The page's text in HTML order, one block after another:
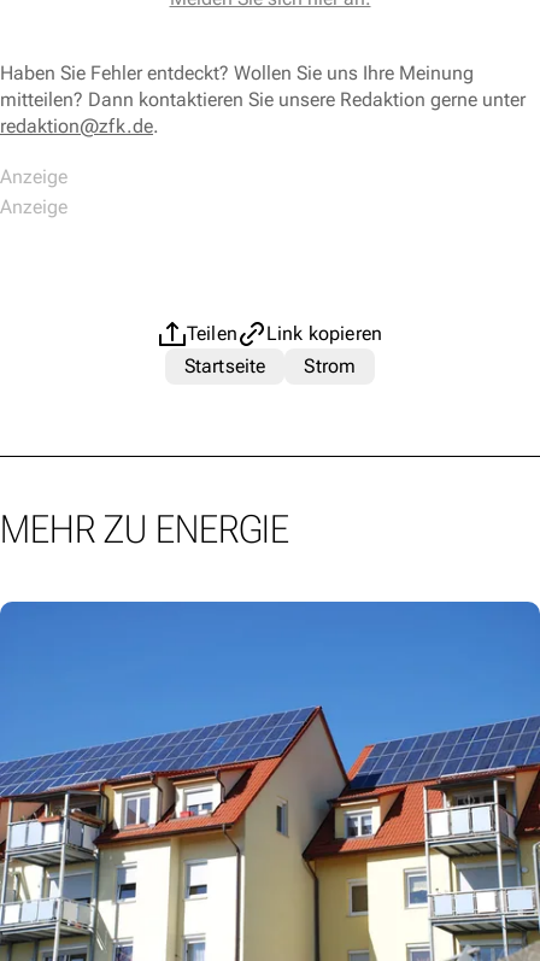
Haben Sie Fehler entdeckt? Wollen Sie uns Ihre Meinung
mitteilen? Dann kontaktieren Sie unsere Redaktion gerne unter
redaktion@zfk.de.
Teilen
Link kopieren
Startseite
Strom
MEHR ZU ENERGIE